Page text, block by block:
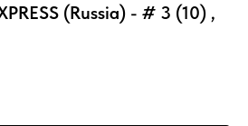
(Russia) - # 3 (10) ,